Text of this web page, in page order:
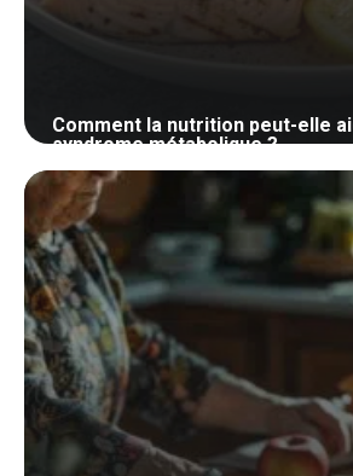
Comment la nutrition peut-elle
syndrome métabolique ?
30 mai 2024